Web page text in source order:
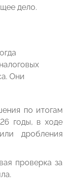
дело.
Они
по итогам
годы, в ходе
дробления
проверка за